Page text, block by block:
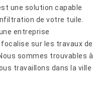
une solution capable
de votre tuile.
entreprise
sur les travaux de
sommes trouvables à
travaillons dans la ville